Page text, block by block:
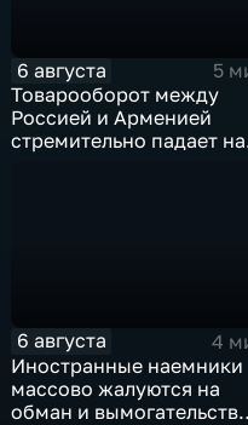
6 августа
5
Товарооборот между
Россией и Арменией
стремительно падает на
6 августа
4
Иностранные наемники
массово жалуются на
обман и вымогательство